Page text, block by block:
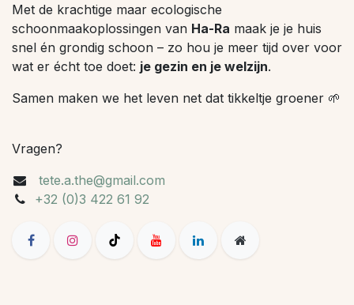
Met de krachtige maar ecologische
schoonmaakoplossingen van Ha-Ra maak je je huis
snel én grondig schoon – zo hou je meer tijd over voor
wat er écht toe doet: je gezin en je welzijn.
Samen maken we het leven net dat tikkeltje groener 🌱
Vragen?
tete.a.the@gmail.com
+32 (0)3 422 61 92